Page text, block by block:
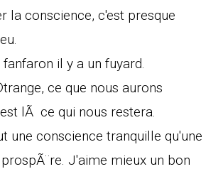
la conscience, c'est presque
il y a un fuyard.
ce que nous aurons
lÃ ce qui nous restera.
une conscience tranquille qu'une
J'aime mieux un bon